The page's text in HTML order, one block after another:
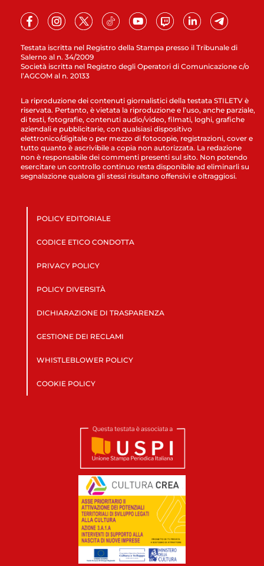
Testata iscritta nel Registro della Stampa presso il Tribunale di
Salerno al n. 34/2009
Società iscritta nel Registro degli Operatori di Comunicazione c/o
l’AGCOM al n. 20133
La riproduzione dei contenuti giornalistici della testata STILETV è
riservata. Pertanto, è vietata la riproduzione e l’uso, anche parziale,
di testi, fotografie, contenuti audio/video, filmati, loghi, grafiche
aziendali e pubblicitarie, con qualsiasi dispositivo
elettronico/digitale o per mezzo di fotocopie, registrazioni, cover e
tutto quanto è ascrivibile a copia non autorizzata. La redazione
non è responsabile dei commenti presenti sul sito. Non potendo
esercitare un controllo continuo resta disponibile ad eliminarli su
segnalazione qualora gli stessi risultano offensivi e oltraggiosi.
POLICY EDITORIALE
CODICE ETICO CONDOTTA
PRIVACY POLICY
POLICY DIVERSITÀ
DICHIARAZIONE DI TRASPARENZA
GESTIONE DEI RECLAMI
WHISTLEBLOWER POLICY
COOKIE POLICY